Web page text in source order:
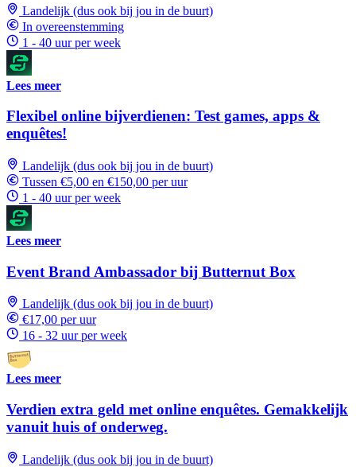
Landelijk (dus ook bij jou in de buurt)
In overeenstemming
1 - 40 uur per week
Lees meer
Flexibel online bijverdienen: Test games, apps &
enquêtes!
Landelijk (dus ook bij jou in de buurt)
Tussen €5,00 en €150,00 per uur
1 - 40 uur per week
Lees meer
Event Brand Ambassador bij Butternut Box
Landelijk (dus ook bij jou in de buurt)
€17,00 per uur
16 - 32 uur per week
Lees meer
Verdien extra geld met online enquêtes. Gemakkelijk
vanuit huis of onderweg.
Landelijk (dus ook bij jou in de buurt)